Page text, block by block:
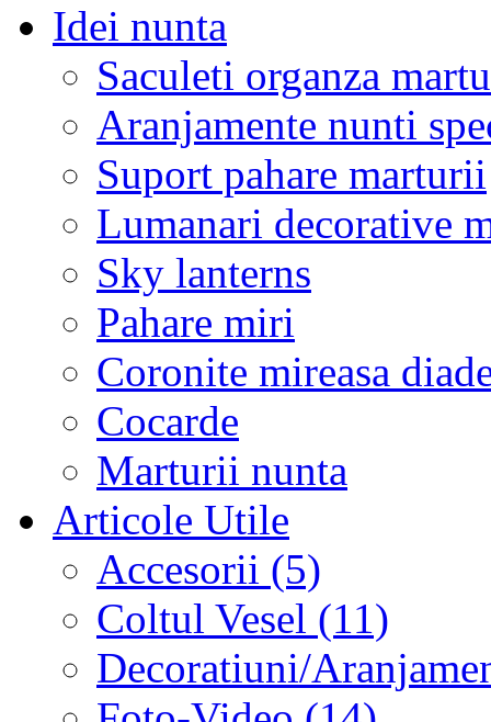
Idei nunta
Saculeti organza
Aranjamente nunti
Suport pahare marturii
Lumanari decorative
Sky lanterns
Pahare miri
Coronite mireasa
Cocarde
Marturii nunta
Articole Utile
Accesorii (5)
Coltul Vesel (11)
Decoratiuni/